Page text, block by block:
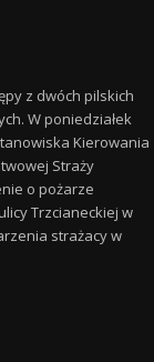
z dwóch pilskich
W poniedziałek
Kierowania
Straży
o pożarze
Trzcianeckiej w
strażacy w